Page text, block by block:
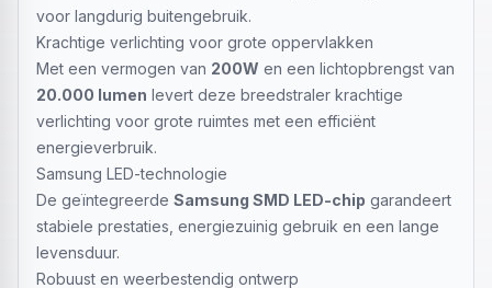
voor langdurig buitengebruik.
Krachtige verlichting voor grote oppervlakken
Met een vermogen van 200W en een lichtopbrengst van
20.000 lumen levert deze breedstraler krachtige
verlichting voor grote ruimtes met een efficiënt
energieverbruik.
Samsung LED-technologie
De geïntegreerde Samsung SMD LED-chip garandeert
stabiele prestaties, energiezuinig gebruik en een lange
levensduur.
Robuust en weerbestendig ontwerp